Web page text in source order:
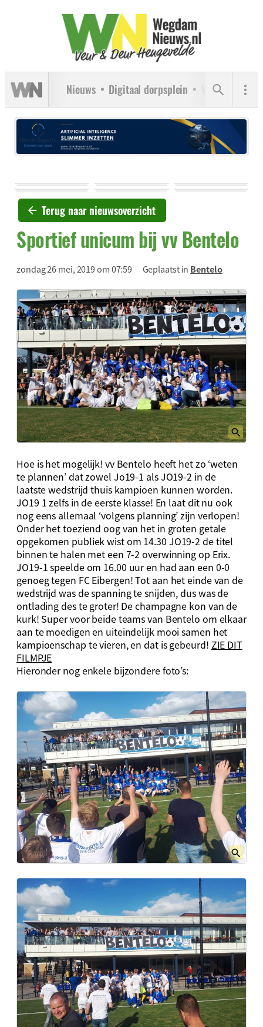
Nieuws Digitaal dorpsplein Verenigingen
Terug naar nieuwsoverzicht
Sportief unicum bij vv Bentelo
zondag 26 mei, 2019 om 07:59 Geplaatst in Bentelo
Hoe is het mogelijk! vv Bentelo heeft het zo ‘weten
te plannen’ dat zowel Jo19-1 als JO19-2 in de
laatste wedstrijd thuis kampioen kunnen worden.
JO19 1 zelfs in de eerste klasse! En laat dit nu ook
nog eens allemaal ‘volgens planning’ zijn verlopen!
Onder het toeziend oog van het in groten getale
opgekomen publiek wist om 14.30 JO19-2 de titel
binnen te halen met een 7-2 overwinning op Erix.
JO19-1 speelde om 16.00 uur en had aan een 0-0
genoeg tegen FC Eibergen! Tot aan het einde van de
wedstrijd was de spanning te snijden, dus was de
ontlading des te groter! De champagne kon van de
kurk! Super voor beide teams van Bentelo om elkaar
aan te moedigen en uiteindelijk mooi samen het
kampioenschap te vieren, en dat is gebeurd! ZIE DIT
FILMPJE
Hieronder nog enkele bijzondere foto’s: